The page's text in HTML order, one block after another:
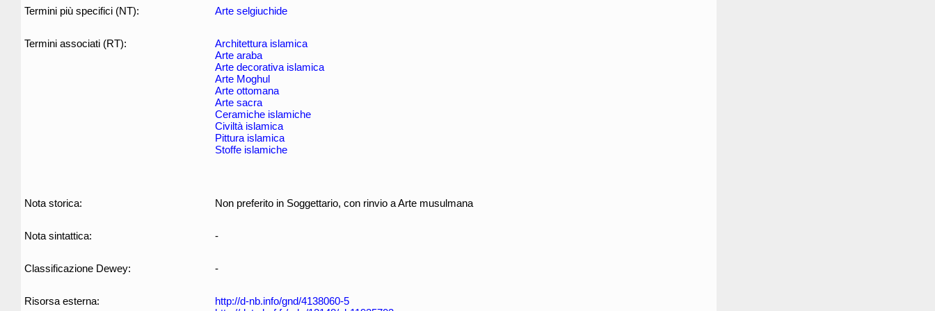
Termini più specifici (NT): Arte selgiuchide
Termini associati (RT):
Architettura islamica
Arte araba
Arte decorativa islamica
Arte Moghul
Arte ottomana
Arte sacra
Ceramiche islamiche
Civiltà islamica
Pittura islamica
Stoffe islamiche
Nota storica: Non preferito in Soggettario, con rinvio a Arte musulmana
Nota sintattica: -
Classificazione Dewey: -
Risorsa esterna:
http://d-nb.info/gnd/4138060-5